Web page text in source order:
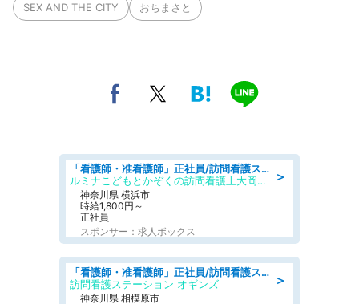
SEX AND THE CITY おちまさと
＞
「看護師・准看護師」正社員/訪問看護ステーション/正看護師,普通自動車運転免許
ルミナこどもとかぞくの訪問看護上大岡ステーション
神奈川県 横浜市
時給1,800円～
正社員
スポンサー：求人ボックス
＞
「看護師・准看護師」正社員/訪問看護ステーション/正看護師,准看護師
訪問看護ステーション オギンズ
神奈川県 相模原市